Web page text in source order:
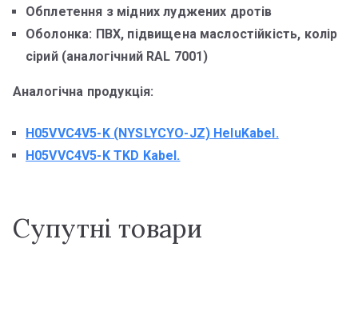
Обплетення з мідних луджених дротів
Оболонка: ПВХ, підвищена маслостійкість, колір
сірий (аналогічний RAL 7001)
Аналогічна продукція:
H05VVC4V5-K (NYSLYCYO-JZ) HeluKabel.
H05VVC4V5-K TKD Kabel.
Супутні товари